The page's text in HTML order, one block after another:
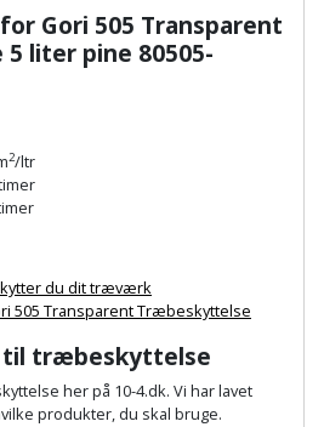
Gori 505 Transparent
liter pine 80505-
2/ltr
du dit træværk
505 Transparent Træbeskyttelse
til træbeskyttelse
her på 10-4.dk. Vi har lavet
produkter, du skal bruge.